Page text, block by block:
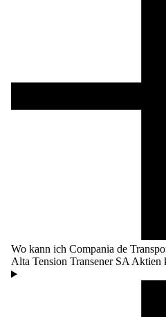
Wo kann ich Compania de
Alta Tension Transener SA Aktien